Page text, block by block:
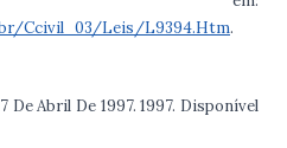
Ccivil_03/Leis/L9394.Htm.
De Abril De 1997. 1997. Disponível